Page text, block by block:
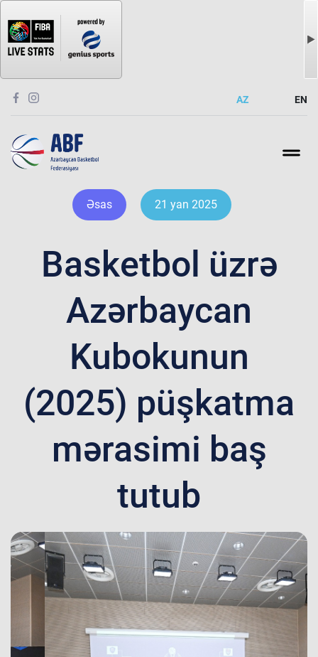
AZ EN
Əsas 21 yan 2025
Basketbol üzrə
Azərbaycan
Kubokunun
(2025) püşkatma
mərasimi baş
tutub